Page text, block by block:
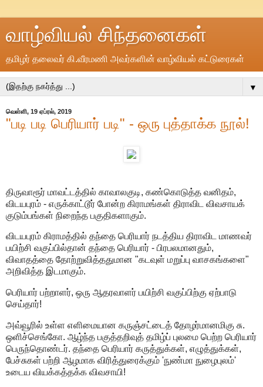
வாழ்வியல் சிந்தனைகள்
தமிழர் தலைவர் கி.வீரமணி அவர்களின் வாழ்வியல் கட்டுரைகள்
▼
வெள்ளி, 19 ஏப்ரல், 2019
"படி படி பெரியார் படி" - ஒரு புத்தாக்க நூல்!
திருவாரூர் மாவட்டத்தில் காவாலகுடி, கண்கொடுத்த வனிதம்,
விடயபுரம் - எருக்காட்டூர் போன்ற கிராமங்கள் திராவிட விவசாயக்
குடும்பங்கள் நிறைந்த பகுதிகளாகும்.
விடயபுரம் கிராமத்தில் தந்தை பெரியார் நடத்திய திராவிட மாணவர்
பயிற்சி வகுப்பில்தான் தந்தை பெரியார் - பிரபலமானதும்,
விவாதத்தை தோற்றுவித்ததுமான "கடவுள் மறுப்பு வாசகங்களை"
அறிவித்த இடமாகும்.
பெரியார் பற்றாளர், ஒரு ஆதரவாளர் பயிற்சி வகுப்பிற்கு ஏற்பாடு
செய்தார்!
அவ்வூரில் உள்ள எளிமையான கருஞ்சட்டைத் தோழர்மானமிகு சு.
ஒளிச்செங்கோ. ஆழ்ந்த பகுத்தறிவுத் தமிழ்ப் புலமை பெற்ற பெரியார்
பெருந்தொண்டர். தந்தை பெரியார் கருத்துக்கள், எழுத்துக்கள்,
பேச்சுகள் பற்றி ஆழமாக விரித்துரைக்கும் 'நுண்மா நுழைபுலம்'
உடைய வியக்கத்தக்க விவசாயி!